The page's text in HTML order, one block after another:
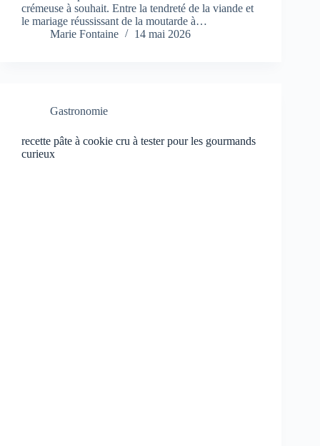
crémeuse à souhait. Entre la tendreté de la viande et
le mariage réussissant de la moutarde à…
Marie Fontaine
14 mai 2026
Gastronomie
recette pâte à cookie cru à tester pour les gourmands
curieux